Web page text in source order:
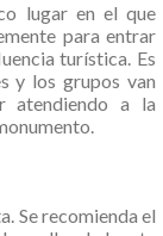
lugar en el que
para entrar
turística. Es
y los grupos van
atendiendo a la
Se recomienda el